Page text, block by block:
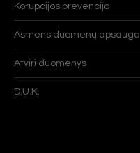
Korupcijos prevencija
Asmens duomenų apsauga
Atviri duomenys
D.U.K.